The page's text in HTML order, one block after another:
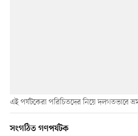
এই পর্যটকেরা পরিচিতদের নিয়ে দলগতভাবে
সংগঠিত গণপর্যটক